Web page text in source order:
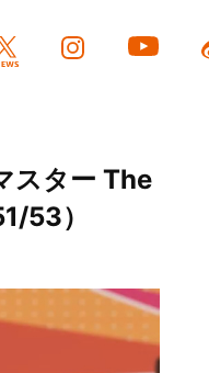
スター The
53）